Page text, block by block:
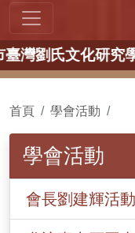
文化研究學會
首頁 學會活動
學會活動
會長劉建輝活動